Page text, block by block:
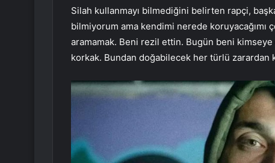
Silah kullanmayı bilmediğini belirten rapçi,
bilmiyorum ama kendimi nerede koruyacağımı
aramamak. Beni rezil ettin. Bugün beni
korkak. Bundan doğabilecek her türlü zarardan